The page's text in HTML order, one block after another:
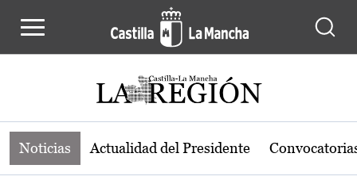
Noticias de la región de Castilla-La
Noticias Actualidad del Presidente